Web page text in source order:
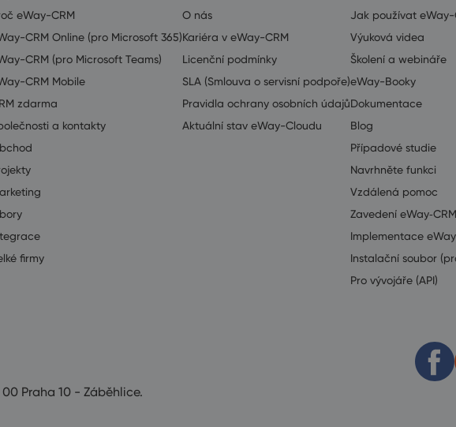
eWay-CRM
CRM Online (pro Microsoft 365)
CRM (pro Microsoft Teams)
CRM Mobile
zdarma
a kontakty
firmy
O nás
Kariéra v eWay-CRM
Licenční podmínky
SLA (Smlouva o servisní podpoře)
Pravidla ochrany osobních údajů
Aktuální stav eWay-Cloudu
Jak používat eWay-
Výuková videa
Školení a webináře
eWay-Booky
Dokumentace
Blog
Případové studie
Navrhněte funkci
Vzdálená pomoc
Zavedení eWay‑CRM
Implementace
Instalační soubor
Pro vývojáře (API)
00 Praha 10 - Záběhlice.